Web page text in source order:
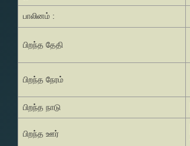
பாலினம் :
பிறந்த தேதி
பிறந்த நேரம்
பிறந்த நாடு
பிறந்த ஊர்